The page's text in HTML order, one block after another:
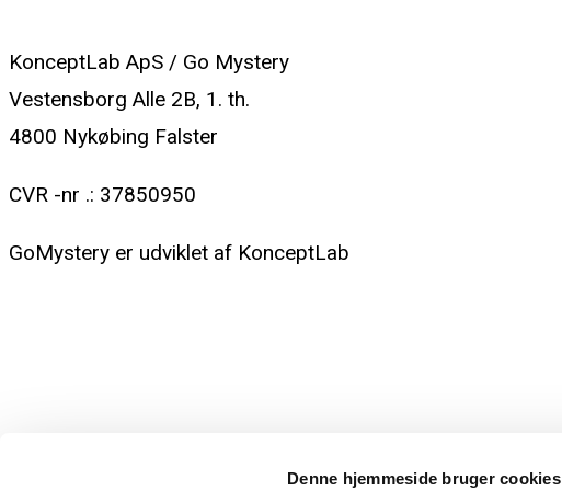
Denne hjemmeside bruger cookies
KonceptLab ApS / Go Mystery
Vestensborg Alle 2B, 1. th.
4800 Nykøbing Falster
CVR -nr .: 37850950
GoMystery er udviklet af KonceptLab